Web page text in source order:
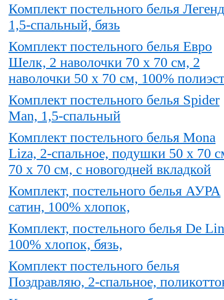
Комплект постельного белья
1,5-спальный, бязь
Комплект постельного белья Евро
Шелк, 2 наволочки 70 х 70 см, 2
наволочки 50 х 70 см, 100%
Комплект постельного белья Spider
Man, 1,5-спальный
Комплект постельного белья Mona
Liza, 2-спальное, подушки 50 х 70
70 х 70 см, с новогодней вкладкой
Комплект, постельного белья АУРА
сатин, 100% хлопок,
Комплект, постельного белья De
100% хлопок, бязь,
Комплект постельного белья
Поздравляю, 2-спальное,